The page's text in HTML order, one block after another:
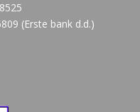
(Erste bank d.d.)